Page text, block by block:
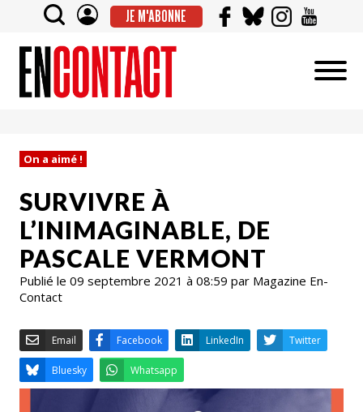
JE M'ABONNE
On a aimé !
SURVIVRE À
L’INIMAGINABLE, DE
PASCALE VERMONT
Publié le 09 septembre 2021 à 08:59 par Magazine En-
Contact